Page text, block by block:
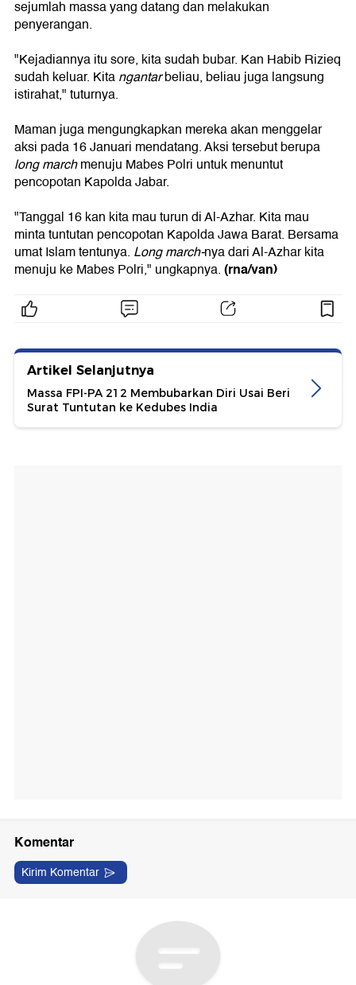
sejumlah massa yang datang dan melakukan
penyerangan.
"Kejadiannya itu sore, kita sudah bubar. Kan Habib Rizieq
sudah keluar. Kitangantarbeliau, beliau juga langsung
istirahat," tuturnya.
Maman juga mengungkapkan mereka akan menggelar
aksi pada 16 Januari mendatang. Aksi tersebut berupa
long marchmenuju Mabes Polri untuk menuntut
pencopotan Kapolda Jabar.
"Tanggal 16 kan kita mau turun di Al-Azhar. Kita mau
minta tuntutan pencopotan Kapolda Jawa Barat. Bersama
umat Islam tentunya. Longmarch-nya dari Al-Azhar kita
menuju ke Mabes Polri," ungkapnya.(rna/van)
Artikel Selanjutnya
Massa FPI-PA 212 Membubarkan Diri Usai Beri
Surat Tuntutan ke Kedubes India